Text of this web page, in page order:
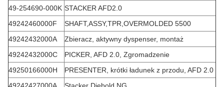
49-254690-000K STACKER AFD2.0
49242460000F
SHAFT,ASSY,TPR,OVERMOLDED 5500
49242432000A
Zbieracz, aktywny dyspenser, montaż
49242432000C
PICKER, AFD 2.0, Zgromadzenie
49250166000H
PRESENTER, krótki ładunek z przodu, AFD 2.0